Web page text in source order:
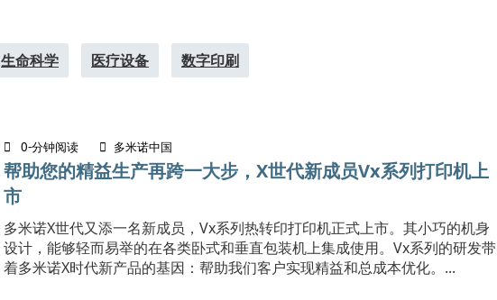
生命科学 医疗设备 数字印刷
0-分钟阅读 多米诺中国
帮助您的精益生产再跨一大步，X世代新成员Vx系列打印机上
市
​多米诺X世代又添一名新成员，Vx系列热转印打印机正式上市。其小巧的机身
设计，能够轻而易举的在各类卧式和垂直包装机上集成使用。Vx系列的研发带
着多米诺X时代新产品的基因：帮助我们客户实现精益和总成本优化。...